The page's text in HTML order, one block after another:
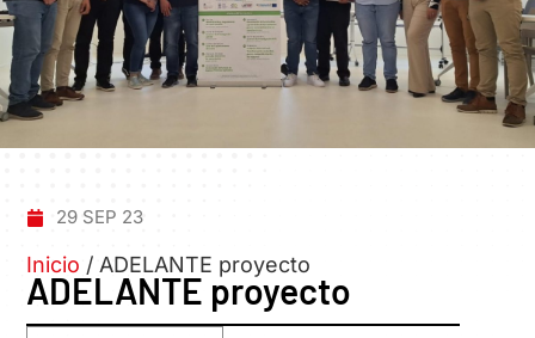
29 SEP 23
Inicio / ADELANTE proyecto
ADELANTE proyecto